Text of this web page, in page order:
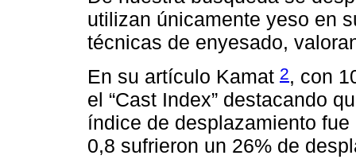
utilizan únicamente yeso en
técnicas de enyesado,
En su artículo Kamat 2, con
el “Cast Index” destacando
índice de desplazamiento
0,8 sufrieron un 26% de